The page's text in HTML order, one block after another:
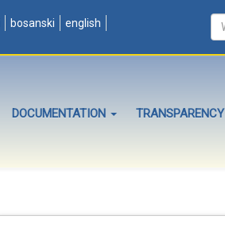
bosanski english
DOCUMENTATION TRANSPARENCY